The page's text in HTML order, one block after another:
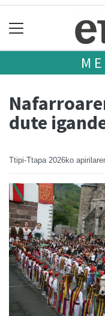
dute
Ttipi-Ttapa 2026ko